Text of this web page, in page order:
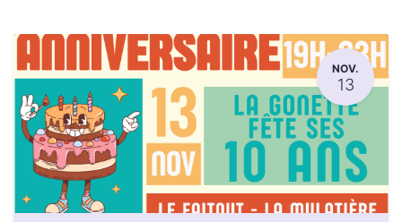
NOV.
13